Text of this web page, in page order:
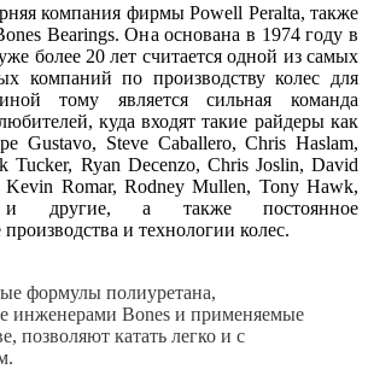
компания фирмы Powell Peralta, также
Bearings. Она основана в 1974 году в
более 20 лет считается одной из самых
компаний по производству колес для
тому является сильная команда
куда входят такие райдеры как
Gustavo, Steve Caballero, Chris Haslam,
Tucker, Ryan Decenzo, Chris Joslin, David
Kevin Romar, Rodney Mullen, Tony Hawk,
другие, а также постоянное
и технологии колес.
формулы полиуретана,
инженерами Bones и применяемые
позволяют катать легко и с